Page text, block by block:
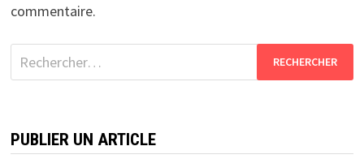
commentaire.
Rechercher :
PUBLIER UN ARTICLE